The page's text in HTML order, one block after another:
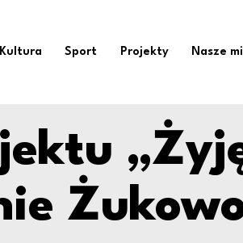
zdrowo w
Kultura Sport Projekty Nasze